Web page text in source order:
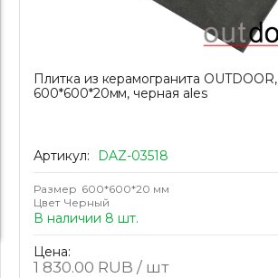
Плитка из керамогранита OUTDOOR,
600*600*20мм, черная ales
Артикул: DAZ-03518
Размер 600*600*20 мм
Цвет Черный
В наличии 8 шт.
Цена:
1 830.00 RUB / шт